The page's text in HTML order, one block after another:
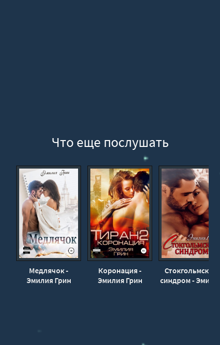
27_Тиран
28_Тиран
29_Тиран
30_Тиран
31_Тиран
32_Тиран
33_Тиран
34_Тиран
Что еще послушать
Медлячок -
Эмилия Грин
Коронация -
Эмилия Грин
Стокгольмский
синдром -